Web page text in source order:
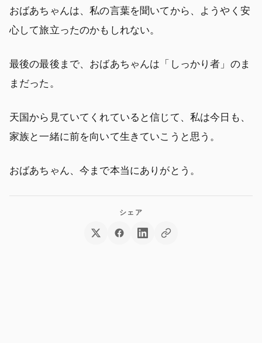
おばあちゃんは、私の言葉を聞いてから、ようやく安
心して旅立ったのかもしれない。
最後の最後まで、おばあちゃんは「しっかり者」のま
まだった。
天国から見ていてくれていると信じて、私は今日も、
家族と一緒に前を向いて生きていこうと思う。
おばあちゃん、今まで本当にありがとう。